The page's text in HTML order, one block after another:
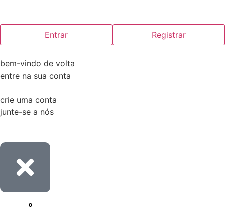
Entrar Registrar
bem-vindo de volta
entre na sua conta
crie uma conta
junte-se a nós